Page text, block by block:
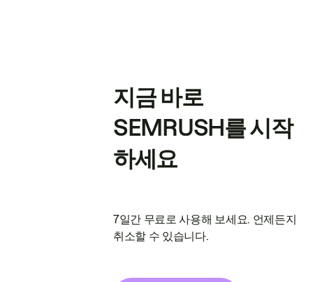
지금 바로
SEMRUSH를 시작
하세요
7일간 무료로 사용해 보세요. 언제든지
취소할 수 있습니다.